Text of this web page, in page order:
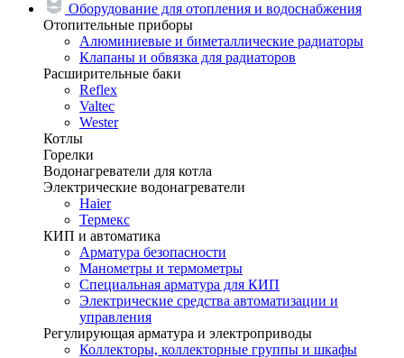
Оборудование для отопления и водоснабжения
Отопительные приборы
Алюминиевые и биметаллические радиаторы
Клапаны и обвязка для радиаторов
Расширительные баки
Reflex
Valtec
Wester
Котлы
Горелки
Водонагреватели для котла
Электрические водонагреватели
Haier
Термекс
КИП и автоматика
Арматура безопасности
Манометры и термометры
Специальная арматура для КИП
Электрические средства автоматизации и
управления
Регулирующая арматура и электроприводы
Коллекторы, коллекторные группы и шкафы